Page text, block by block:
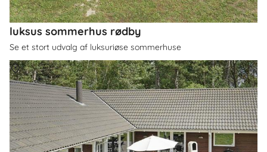
luksus sommerhus rødby
Se et stort udvalg af luksuriøse sommerhuse
OmRødby